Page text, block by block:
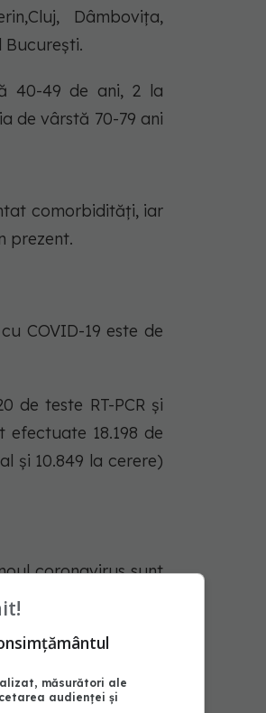
Dâmbovița,
București.
40-49 de ani, 2 la
de vârstă 70-79 ani
comorbidități, iar
prezent.
COVID-19 este de
de teste RT-PCR și
18.198 de
și 10.849 la cerere)
coronavirus sunt
De
iar în carantină
măsurători ale
audienței și